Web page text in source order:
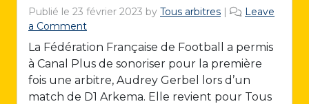
Publié le 23 février 2023 by Tous arbitres |
Leave
a Comment
La Fédération Française de Football a permis
à Canal Plus de sonoriser pour la première
fois une arbitre, Audrey Gerbel lors d’un
match de D1 Arkema. Elle revient pour Tous